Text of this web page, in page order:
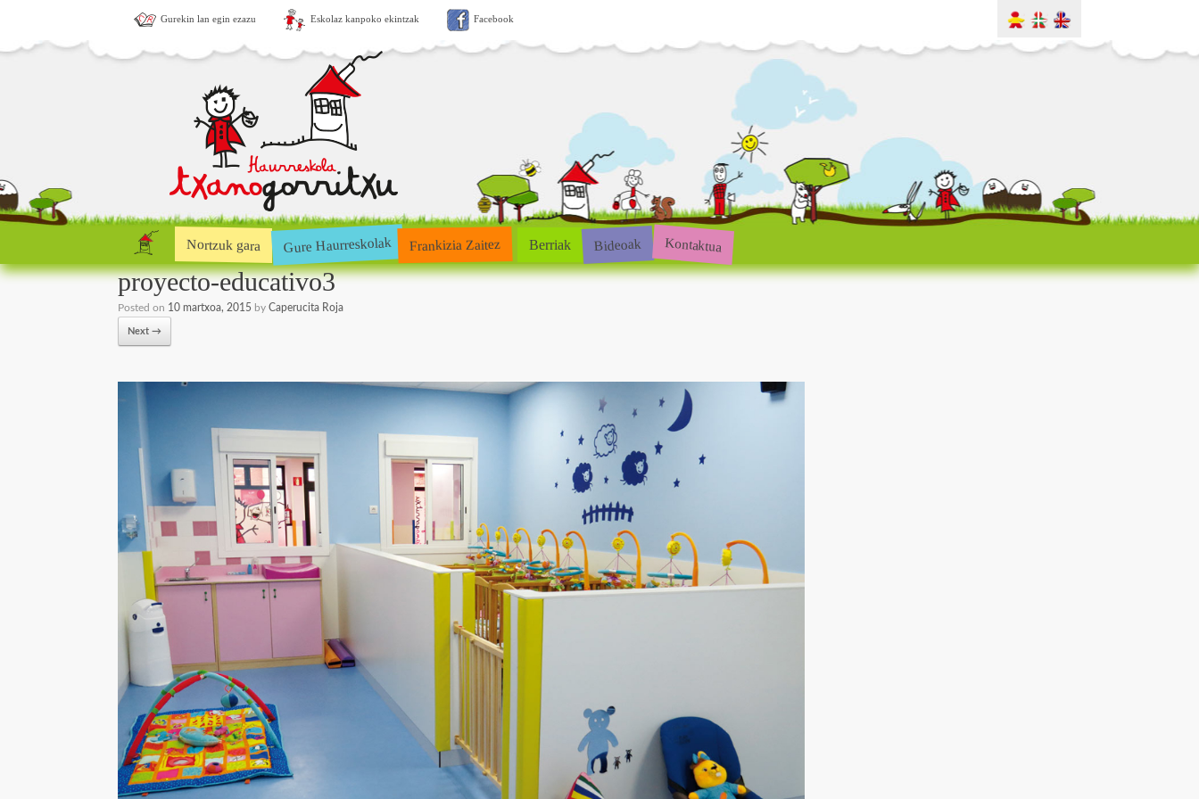
Gurekin lan egin ezazu Eskolaz kanpoko ekintzak Facebook
Nortzuk gara Gure Haurreskolak Frankizia Zaitez Berriak Bideoak Kontaktua
proyecto-educativo3
Posted on 10 martxoa, 2015 by Caperucita Roja
Next →